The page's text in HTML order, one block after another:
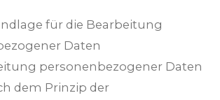
für die Bearbeitung
Daten
personenbezogener Daten
dem Prinzip der